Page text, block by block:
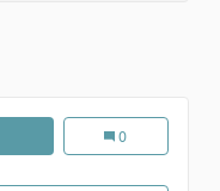
e dei ragazzi
DI CARPANETOBiblioteca di
0